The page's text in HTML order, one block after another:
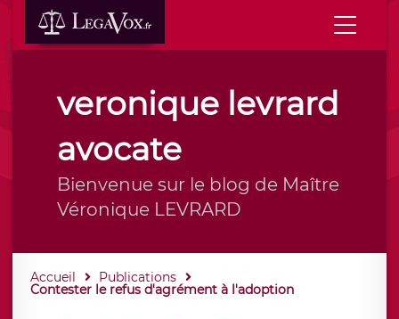
veronique levrard
avocate
Bienvenue sur le blog de Maître
Véronique LEVRARD
Accueil Publications
Contester le refus d'agrément à l'adoption